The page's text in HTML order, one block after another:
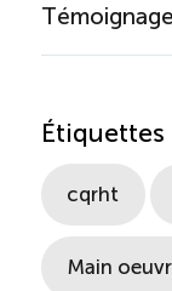
Étiquettes
cqrht
Main